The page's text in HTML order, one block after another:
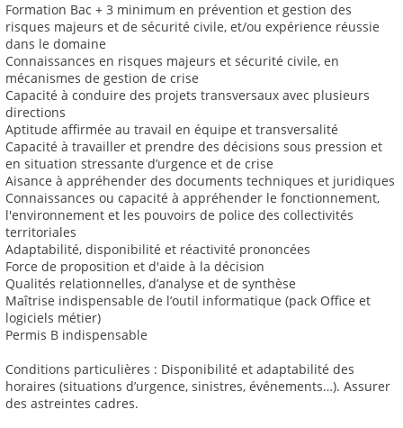
Formation Bac + 3 minimum en prévention et gestion des
risques majeurs et de sécurité civile, et/ou expérience réussie
dans le domaine
Connaissances en risques majeurs et sécurité civile, en
mécanismes de gestion de crise
Capacité à conduire des projets transversaux avec plusieurs
directions
Aptitude affirmée au travail en équipe et transversalité
Capacité à travailler et prendre des décisions sous pression et
en situation stressante d’urgence et de crise
Aisance à appréhender des documents techniques et juridiques
Connaissances ou capacité à appréhender le fonctionnement,
l'environnement et les pouvoirs de police des collectivités
territoriales
Adaptabilité, disponibilité et réactivité prononcées
Force de proposition et d'aide à la décision
Qualités relationnelles, d’analyse et de synthèse
Maîtrise indispensable de l’outil informatique (pack Office et
logiciels métier)
Permis B indispensable
Conditions particulières : Disponibilité et adaptabilité des
horaires (situations d’urgence, sinistres, événements…). Assurer
des astreintes cadres.